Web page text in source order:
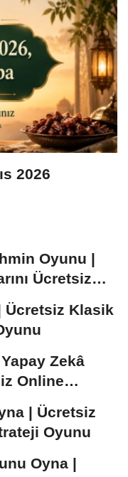
2026
Oyunu |
Ücretsiz
Ücretsiz Klasik
Zekâ
Online
| Ücretsiz
Oyunu
Oyna |